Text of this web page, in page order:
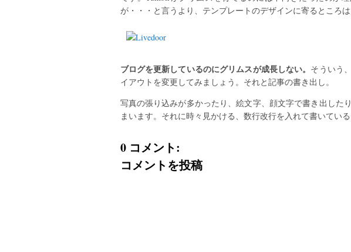
が・・・と言うより、テンプレートのデザインに寄るところは
ブログを更新しているのにグリムスが成長しない。 そういう
イアウトを変更してみましょう。それと記事の書き出し。
写真の張り込みが多かったり、絵文字、顔文字で書き出した
まいます。それに時々見かける、数行改行を入れて書いている
0 コメント:
コメントを投稿